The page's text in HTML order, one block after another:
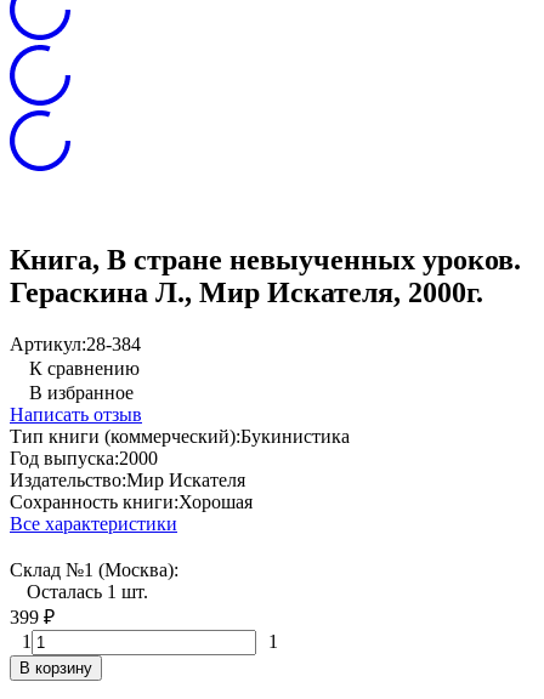
Книга, В стране невыученных уроков.
Гераскина Л., Мир Искателя, 2000г.
Артикул:28-384
К сравнению
В избранное
Написать отзыв
Тип книги (коммерческий):Букинистика
Год выпуска:2000
Издательство:Мир Искателя
Сохранность книги:Хорошая
Все характеристики
Склад №1 (Москва):
Осталась 1 шт.
399 ₽
1
1
В корзину